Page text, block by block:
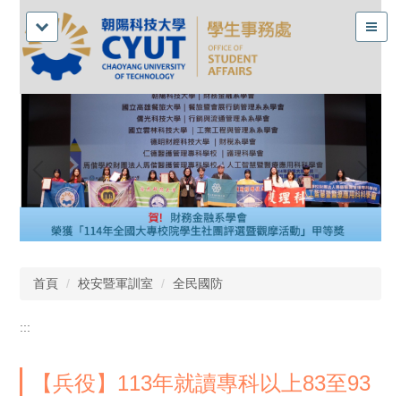
首頁 校安暨軍訓室 全民國防
:::
【兵役】113年就讀專科以上83至93